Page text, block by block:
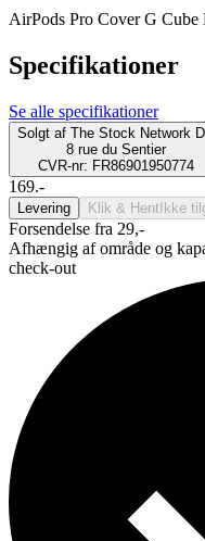
AirPods Pro Cover G Cube
Specifikationer
Se alle specifikationer
Solgt af The Stock Network
8 rue du Sentier
CVR-nr: FR86901950774
169.-
Levering Klik & Hent Ikke
Forsendelse fra 29,-
Afhængig af område og
check-out